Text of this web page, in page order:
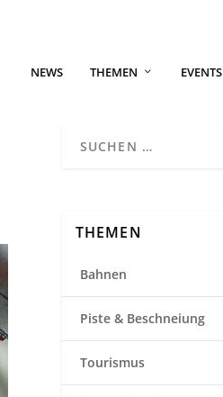
NEWS THEMEN EVENTS
THEMEN
Bahnen
Piste & Beschneiung
Tourismus